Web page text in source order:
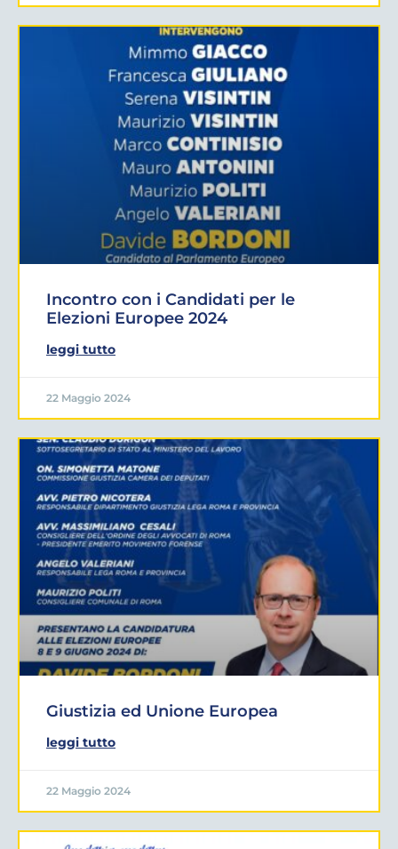
Incontro con i Candidati per le
Elezioni Europee 2024
leggi tutto
22 Maggio 2024
Giustizia ed Unione Europea
leggi tutto
22 Maggio 2024